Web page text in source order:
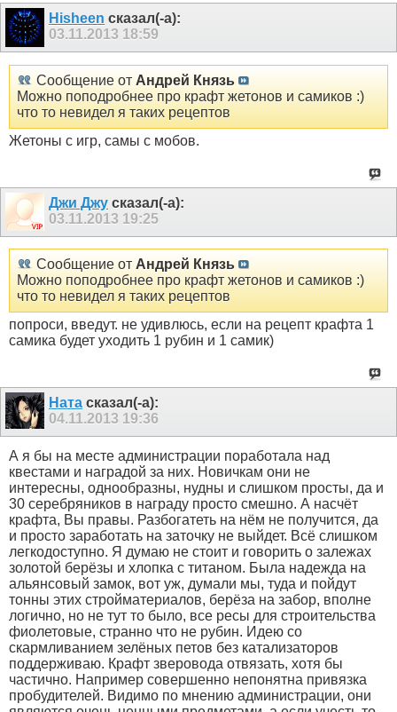
Hisheen сказал(-а):
03.11.2013 18:59
Сообщение от Андрей Князь
Можно поподробнее про крафт жетонов и самиков :)
что то невидел я таких рецептов
Жетоны с игр, самы с мобов.
Джи Джу сказал(-а):
03.11.2013 19:25
Сообщение от Андрей Князь
Можно поподробнее про крафт жетонов и самиков :)
что то невидел я таких рецептов
попроси, введут. не удивлюсь, если на рецепт крафта 1
самика будет уходить 1 рубин и 1 самик)
Ната сказал(-а):
04.11.2013 19:36
А я бы на месте администрации поработала над
квестами и наградой за них. Новичкам они не
интересны, однообразны, нудны и слишком просты, да и
30 серебряников в награду просто смешно. А насчёт
крафта, Вы правы. Разбогатеть на нём не получится, да
и просто заработать на заточку не выйдет. Всё слишком
легкодоступно. Я думаю не стоит и говорить о залежах
золотой берёзы и хлопка с титаном. Была надежда на
альянсовый замок, вот уж, думали мы, туда и пойдут
тонны этих стройматериалов, берёза на забор, вполне
логично, но не тут то было, все ресы для строительства
фиолетовые, странно что не рубин. Идею со
скармливанием зелёных петов без катализаторов
поддерживаю. Крафт зверовода отвязать, хотя бы
частично. Например совершенно непонятна привязка
пробудителей. Видимо по мнению администрации, они